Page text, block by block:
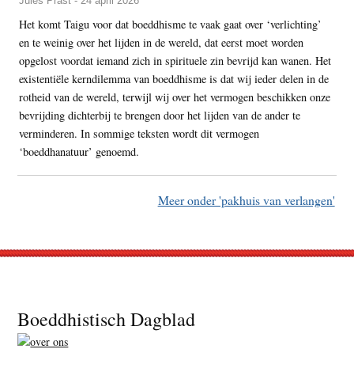
Het komt Taigu voor dat boeddhisme te vaak gaat over ‘verlichting’
en te weinig over het lijden in de wereld, dat eerst moet worden
opgelost voordat iemand zich in spirituele zin bevrijd kan wanen. Het
existentiële kerndilemma van boeddhisme is dat wij ieder delen in de
rotheid van de wereld, terwijl wij over het vermogen beschikken onze
bevrijding dichterbij te brengen door het lijden van de ander te
verminderen. In sommige teksten wordt dit vermogen
‘boeddhanatuur’ genoemd.
Meer onder 'pakhuis van verlangen'
Footer
Boeddhistisch Dagblad